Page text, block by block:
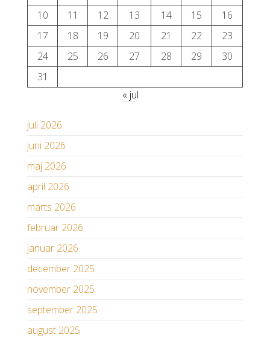
10
11 12 13 14 15
16
17
18 19 20 21 22
23
24
25 26 27 28 29
30
31
« jul
juli 2026
juni 2026
maj 2026
april 2026
marts 2026
februar 2026
januar 2026
december 2025
november 2025
september 2025
august 2025